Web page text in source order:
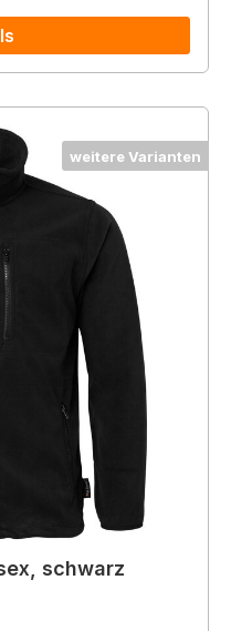
weitere Varianten
schwarz